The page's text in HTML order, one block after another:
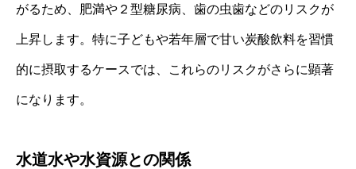
がるため、肥満や２型糖尿病、歯の虫歯などのリスクが
上昇します。特に子どもや若年層で甘い炭酸飲料を習慣
的に摂取するケースでは、これらのリスクがさらに顕著
になります。
水道水や水資源との関係